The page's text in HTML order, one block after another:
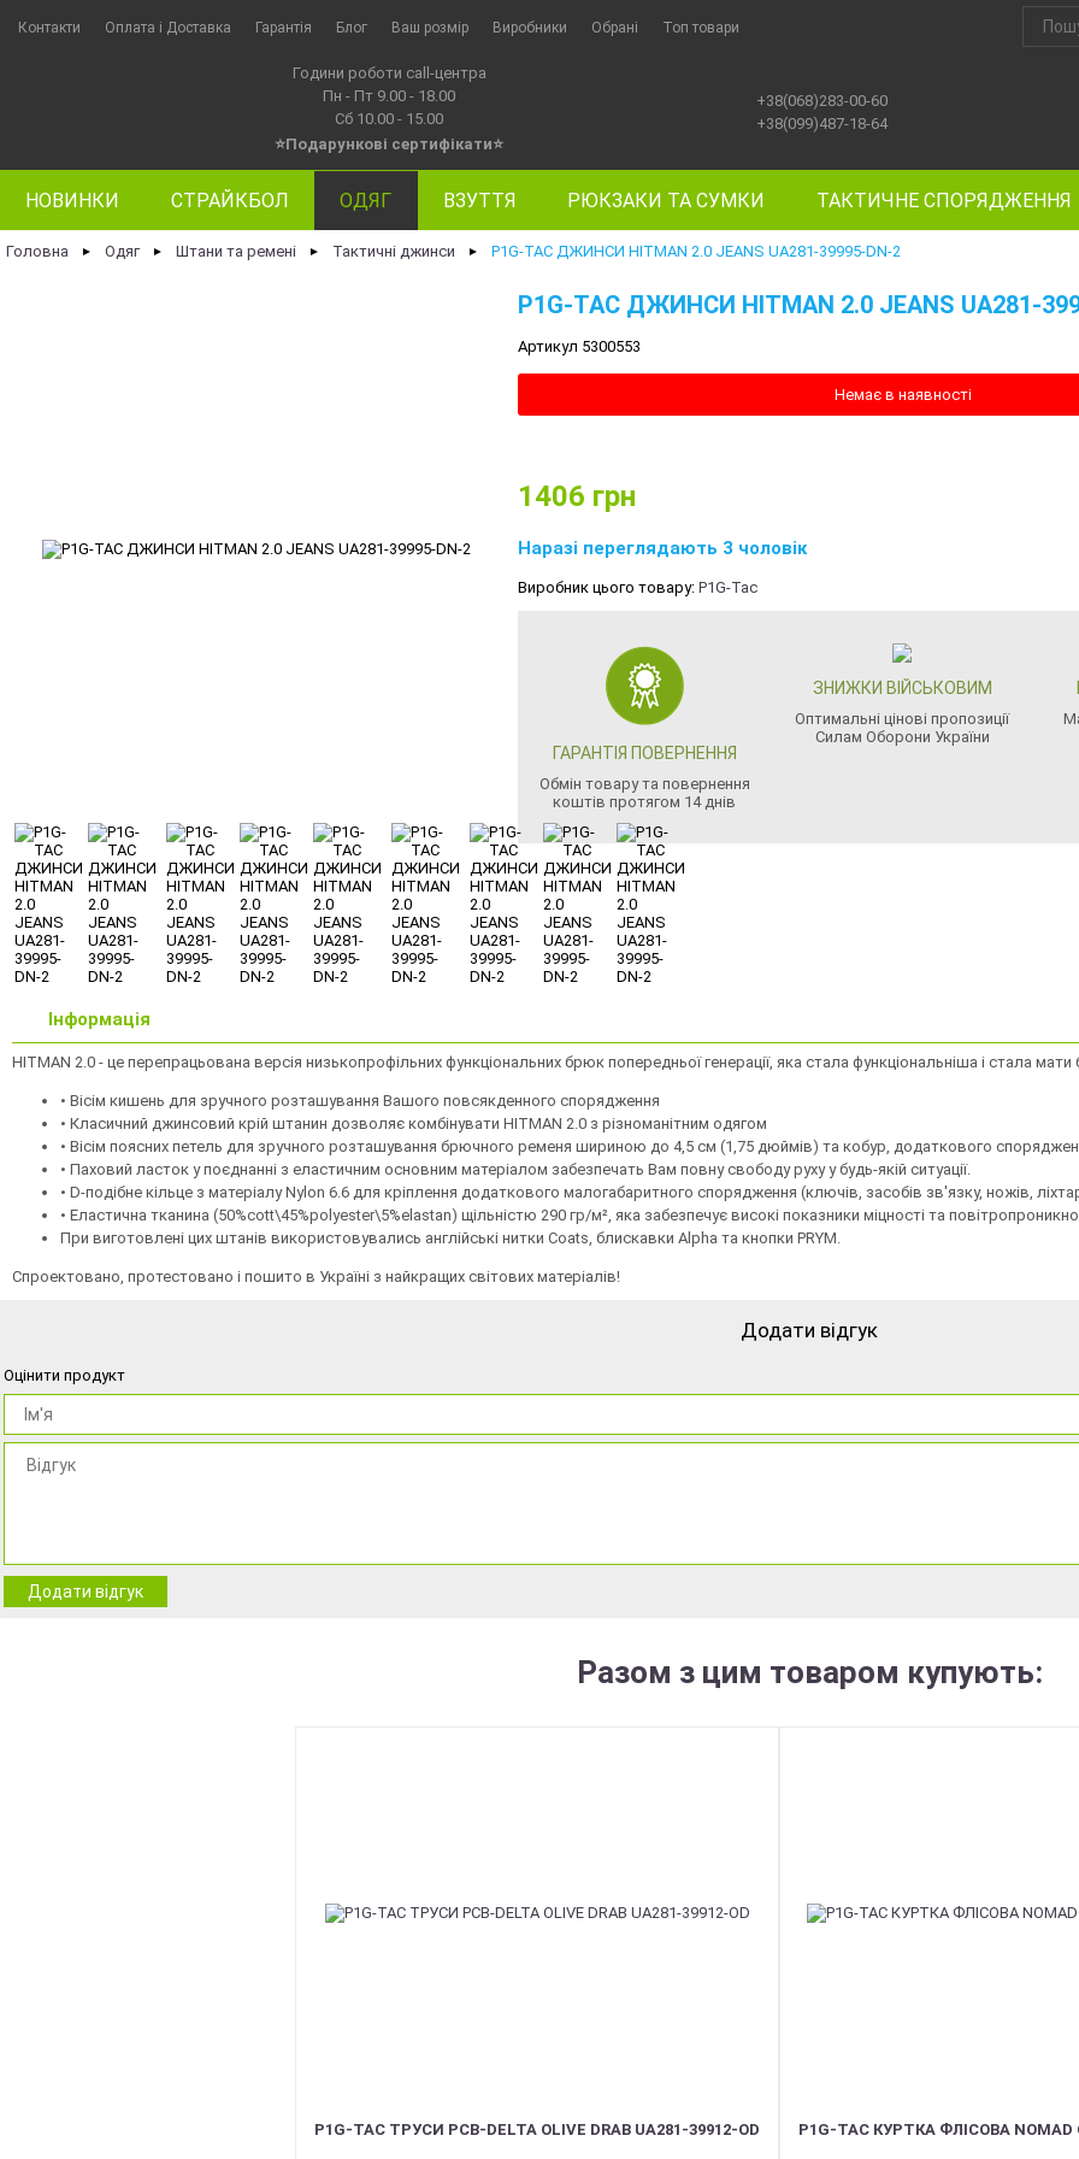
Контакти Оплата i Доставка Гарантія Блог Ваш розмір Виробники Обрані Топ товари
Години роботи call-центра
Пн - Пт 9.00 - 18.00
Сб 10.00 - 15.00
⭐Подарункові сертифікати⭐
+38(068)283-00-60
+38(099)487-18-64
НОВИНКИ СТРАЙКБОЛ ОДЯГ ВЗУТТЯ РЮКЗАКИ ТА СУМКИ ТАКТИЧНЕ СПОРЯДЖЕННЯ
Головна ► Одяг ► Штани та ремені ► Тактичні джинси ► P1G-TAC ДЖИНСИ HITMAN 2.0 JEANS UA281-39995-DN-2
P1G-TAC ДЖИНСИ HITMAN 2.0 JEANS UA281-
Артикул 5300553
Немає в наявності
1406 грн
Наразі переглядають 3 чоловік
Виробник цього товару: P1G-Tac
ГАРАНТІЯ ПОВЕРНЕННЯ
Обмін товару та повернення
коштів протягом 14 днів
ЗНИЖКИ ВІЙСЬКОВИМ
Оптимальні цінові пропозиції
Силам Оборони України
Інформація
HITMAN 2.0 - це перепрацьована версія низькопрофільних функціональних брюк попередньої генерації, яка стала функціональніша і стала
• Вісім кишень для зручного розташування Вашого повсякденного спорядження
• Класичний джинсовий крій штанин дозволяє комбінувати HITMAN 2.0 з різноманітним одягом
• Вісім поясних петель для зручного розташування брючного ременя шириною до 4,5 см (1,75 дюймів) та кобур, додаткового
• Паховий ласток у поєднанні з еластичним основним матеріалом забезпечать Вам повну свободу руху у будь-якій ситуації.
• D-подібне кільце з матеріалу Nylon 6.6 для кріплення додаткового малогабаритного спорядження (ключів, засобів зв'язку, ножів,
• Еластична тканина (50%cott\45%polyester\5%elastan) щільністю 290 гр/м², яка забезпечує високі показники міцності та
При виготовлені цих штанів використовувались англійські нитки Coats, блискавки Alpha та кнопки PRYM.
Спроектовано, протестовано і пошито в Україні з найкращих світових матеріалів!
Додати відгук
Оцінити продукт
Додати відгук
Разом з цим товаром купують:
P1G-TAC ТРУСИ PCB-DELTA OLIVE DRAB UA281-39912-OD P1G-TAC КУРТКА ФЛІСОВА NOMAD